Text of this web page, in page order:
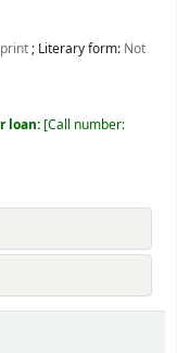
print; Literary form: Not
loan: Call number: